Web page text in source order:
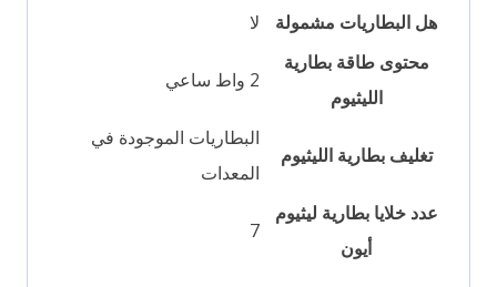
هل البطاريات مشمولة
محتوى طاقة بطارية
الليثيوم
‎2 واط ساعي
تغليف بطارية الليثيوم
‎البطاريات الموجودة في
المعدات
عدد خلايا بطارية ليثيوم
أيون
‎7